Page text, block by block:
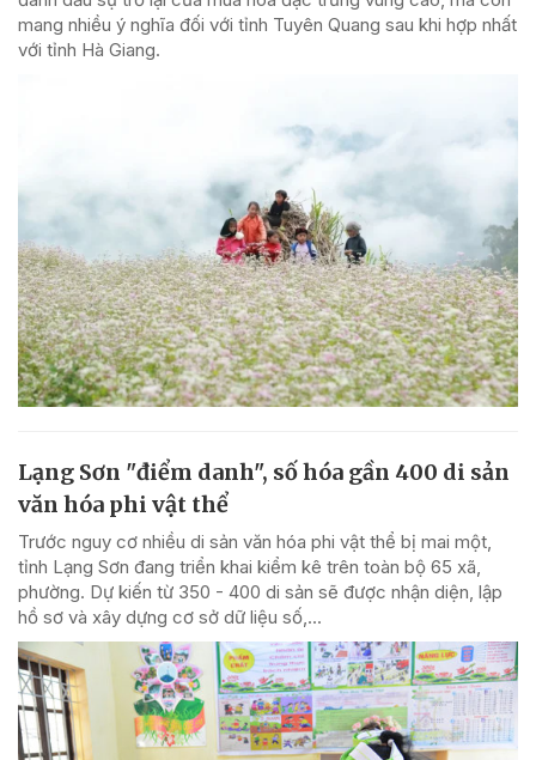
mang nhiều ý nghĩa đối với tỉnh Tuyên Quang sau khi hợp nhất
với tỉnh Hà Giang.
Lạng Sơn "điểm danh", số hóa gần 400 di sản
văn hóa phi vật thể
Trước nguy cơ nhiều di sản văn hóa phi vật thể bị mai một,
tỉnh Lạng Sơn đang triển khai kiểm kê trên toàn bộ 65 xã,
phường. Dự kiến từ 350 - 400 di sản sẽ được nhận diện, lập
hồ sơ và xây dựng cơ sở dữ liệu số,...